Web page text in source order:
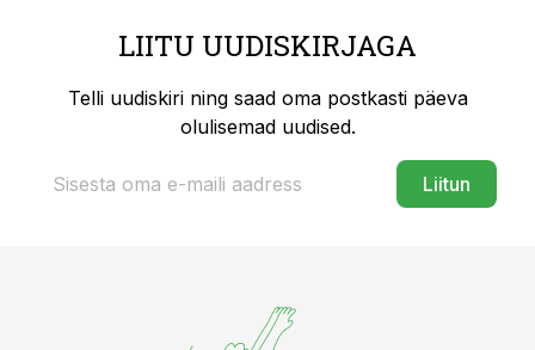
LIITU UUDISKIRJAGA
Telli uudiskiri ning saad oma postkasti päeva
olulisemad uudised.
Liitun